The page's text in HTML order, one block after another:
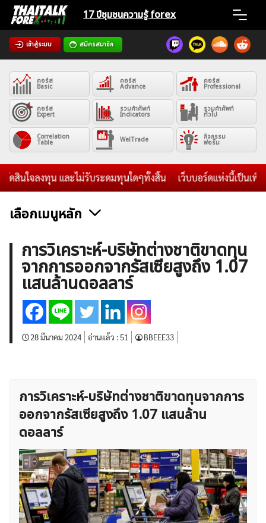
Skip
content
17 ปีชุมชนความรู้ forex
เข้าสู่ระบบ สมัครสมาชิก
Home
News
Articles
VPS Register
ค้นหา
สำหรับ:
คอร์ส
Basic
คอร์ส
Advance
คอร์ส
Professional
คอร์ส
Expert
รวมคำศัพท์
Indicators
รวมคำศัพท์
ทั่วไป
Correlation
Table WelTrade กิจกรรม
ฟอรั่ม
ใจลงทุน และไม่รับระดมทุนใดๆทั้งสิ้น เว็บบอร์ดแห่งนี้เป็นเพียงสื่
เลือกเมนูหลัก
ข่าวฟอเร็กซ์และสกุลเงิน คริปโตเคอร์เรนซี
ฟรีซิกแนล รายวัน
บทวิเคราะห์
เศรษฐกิจทั่วไป ดัชนี-หุ้น
พันธบัตร
สินค้าโภคภัณฑ์
โบรกเกอร์ FX
กองทุน Forex
ฟรี EA
การวิเคราะห์-บริษัทต่างชาติขาดทุน
จากการออกจากรัสเซียสูงถึง 1.07
แสนล้านดอลลาร์
28 มีนาคม 2024 อ่านแล้ว :51 BBEEE33
การวิเคราะห์-บริษัทต่างชาติขาดทุนจากการ
ออกจากรัสเซียสูงถึง 1.07 แสนล้าน
ดอลลาร์